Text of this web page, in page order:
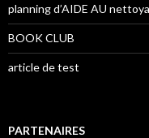
planning d’AIDE AU
BOOK CLUB
article de test
PARTENAIRES